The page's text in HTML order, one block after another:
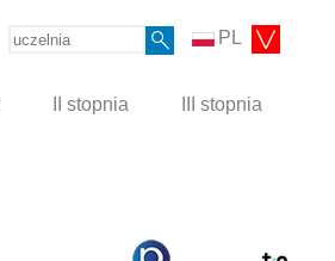
PL
II stopnia III stopnia